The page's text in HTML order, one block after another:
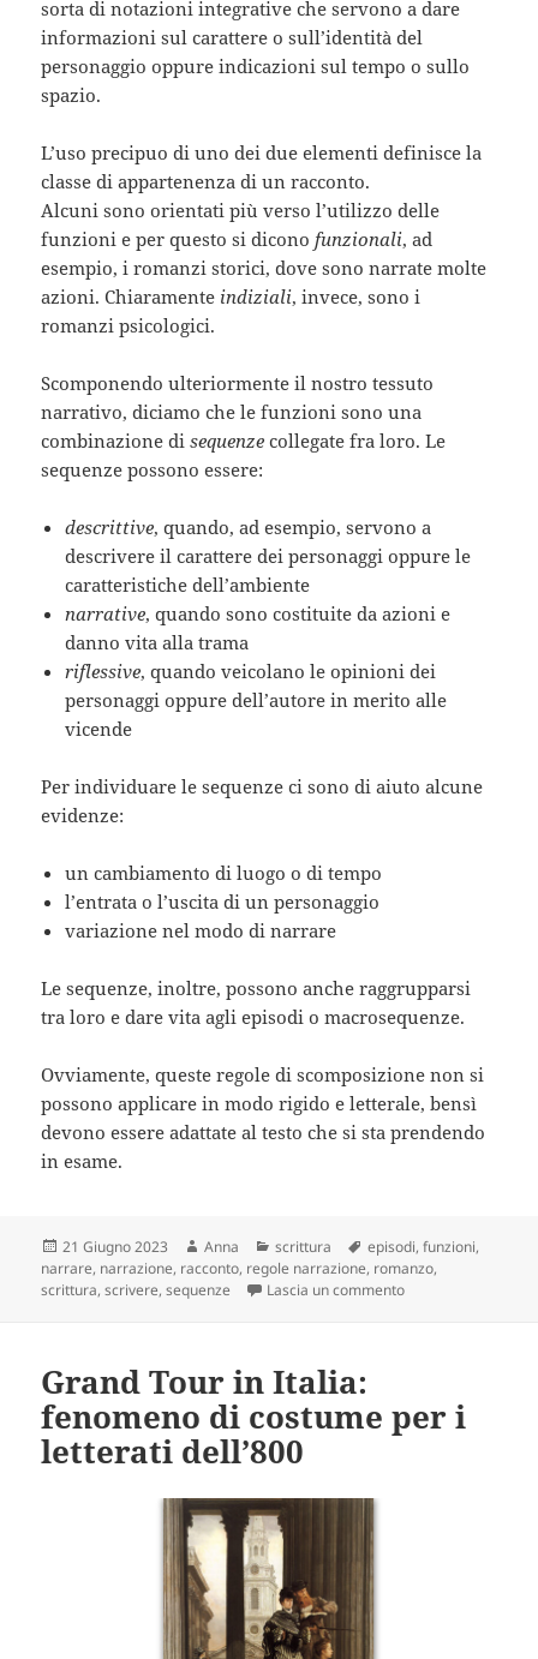
sorta di notazioni integrative che servono a dare
informazioni sul carattere o sull’identità del
personaggio oppure indicazioni sul tempo o sullo
spazio.
L’uso precipuo di uno dei due elementi definisce la
classe di appartenenza di un racconto.
Alcuni sono orientati più verso l’utilizzo delle
funzioni e per questo si dicono funzionali, ad
esempio, i romanzi storici, dove sono narrate molte
azioni. Chiaramente indiziali, invece, sono i
romanzi psicologici.
Scomponendo ulteriormente il nostro tessuto
narrativo, diciamo che le funzioni sono una
combinazione disequenzecollegate fra loro. Le
sequenze possono essere:
descrittive, quando, ad esempio, servono a
descrivere il carattere dei personaggi oppure le
caratteristiche dell’ambiente
narrative, quando sono costituite da azioni e
danno vita alla trama
riflessive, quando veicolano le opinioni dei
personaggi oppure dell’autore in merito alle
vicende
Per individuare le sequenze ci sono di aiuto alcune
evidenze:
un cambiamento di luogo o di tempo
l’entrata o l’uscita di un personaggio
variazione nel modo di narrare
Le sequenze, inoltre, possono anche raggrupparsi
tra loro e dare vita agli episodi o macrosequenze.
Ovviamente, queste regole di scomposizione non si
possono applicare in modo rigido e letterale, bensì
devono essere adattate al testo che si sta prendendo
in esame.
Scritto
il
21 Giugno 2023 Autore
Anna Categorie
scrittura Tag
episodi,funzioni,
narrare, narrazione, racconto, regole narrazione, romanzo,
scrittura,scrivere,sequenze Lascia un commentosu Il Romanzo,
Grand Tour in Italia:
fenomeno di costume per i
letterati dell’800